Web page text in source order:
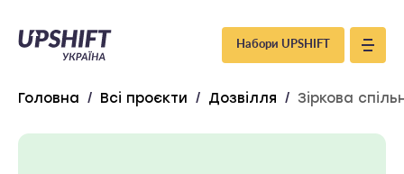
Upshift
–
Україна
Набори UPSHIFT
Головна / Всі проєкти / Дозвілля / Зіркова